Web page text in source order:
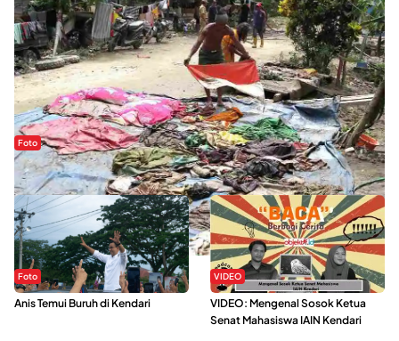
Foto
Sejak Banjir Bandang, Warga Butuhkan Air Bersih
Foto
Anis Temui Buruh di Kendari
VIDEO
VIDEO: Mengenal Sosok Ketua
Senat Mahasiswa IAIN Kendari